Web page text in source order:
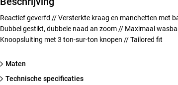
Reactief geverfd // Versterkte kraag en manchetten met
Dubbel gestikt, dubbele naad an zoom // Maximaal
Knoopsluiting met 3 ton-sur-ton knopen // Tailored fit
Maten
technische specificaties